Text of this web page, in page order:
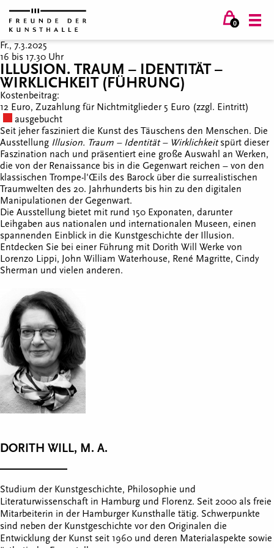
0
Fr., 7.3.2025
16 bis 17.30 Uhr
ILLUSION. TRAUM – IDENTITÄT –
WIRKLICHKEIT (FÜHRUNG)
Kostenbeitrag:
12 Euro, Zuzahlung für Nichtmitglieder 5 Euro (zzgl. Eintritt)
ausgebucht
Seit jeher fasziniert die Kunst des Täuschens den Menschen. Die
Ausstellung Illusion. Traum – Identität – Wirklichkeitspürt dieser
Faszination nach und präsentiert eine große Auswahl an Werken,
die von der Renaissance bis in die Gegenwart reichen – von den
klassischen Trompe-l'Œils des Barock über die surrealistischen
Traumwelten des 20. Jahrhunderts bis hin zu den digitalen
Manipulationen der Gegenwart.
Die Ausstellung bietet mit rund 150 Exponaten, darunter
Leihgaben aus nationalen und internationalen Museen, einen
spannenden Einblick in die Kunstgeschichte der Illusion.
Entdecken Sie bei einer Führung mit Dorith Will Werke von
Lorenzo Lippi, John William Waterhouse, René Magritte, Cindy
Sherman und vielen anderen.
DORITH WILL, M. A.
Studium der Kunstgeschichte, Philosophie und
Literaturwissenschaft in Hamburg und Florenz. Seit 2000 als freie
Mitarbeiterin in der Hamburger Kunsthalle tätig. Schwerpunkte
sind neben der Kunstgeschichte vor den Originalen die
Entwicklung der Kunst seit 1960 und deren Materialaspekte sowie